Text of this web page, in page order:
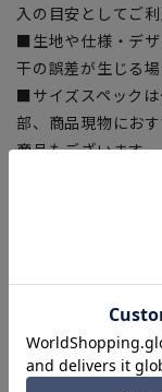
入の目安としてご利
■生地や仕様・デ
干の誤差が生じる
■サイズスペック
部、商品現物にお
商品もございます。
■ブラウザやお使
加減により、実際
■店舗や各モール
上、ご注文いただ
を完了できない場
■お急ぎ発送のご
よってはお急ぎ発